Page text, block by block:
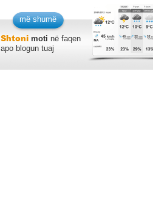
më shumë
Shtoni moti në faqen
apo blogun tuaj